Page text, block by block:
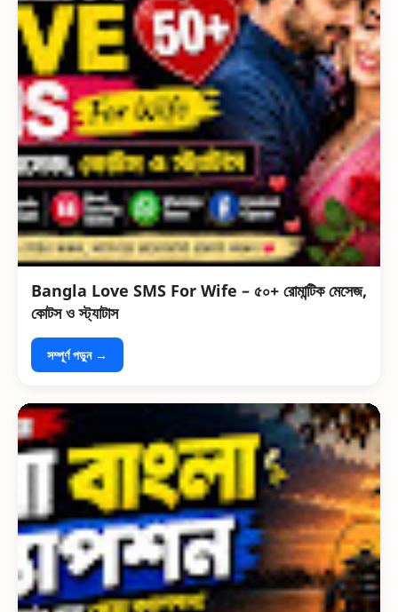
Bangla Love SMS For Wife – ৫০+ রোমান্টিক মেসেজ,
কোটস ও স্ট্যাটাস
সম্পূর্ণ পড়ুন →